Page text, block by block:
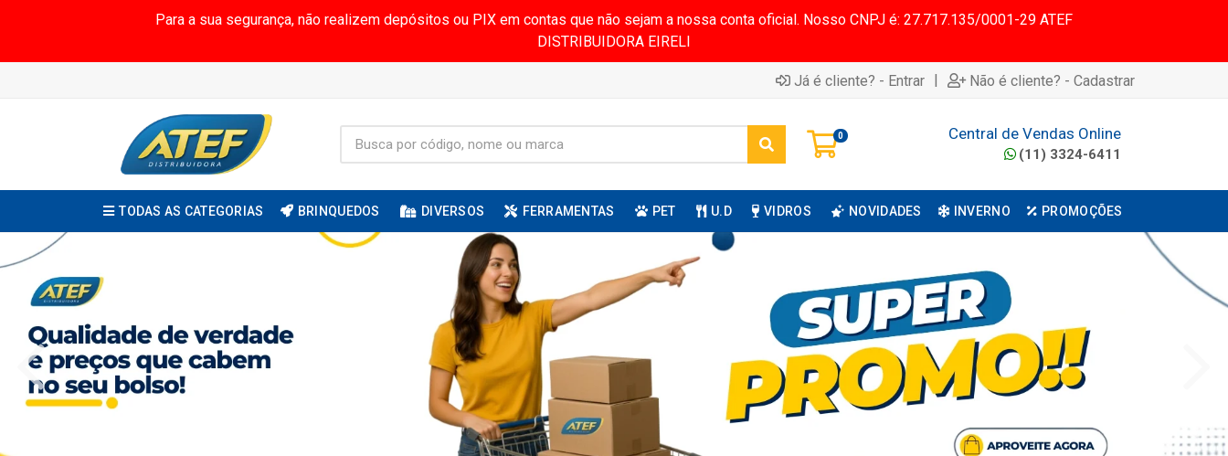
Para a sua segurança, não realizem depósitos ou PIX em contas que não sejam a nossa conta oficial. Nosso CNPJ é: 27.717.135/0001-29 ATEF
DISTRIBUIDORA EIRELI
Já é cliente? - Entrar | Não é cliente? - Cadastrar
0 Central de Vendas Online
(11) 3324-6411
TODAS AS CATEGORIAS BRINQUEDOS DIVERSOS FERRAMENTAS PET U.D VIDROS NOVIDADES INVERNO PROMOÇÕES